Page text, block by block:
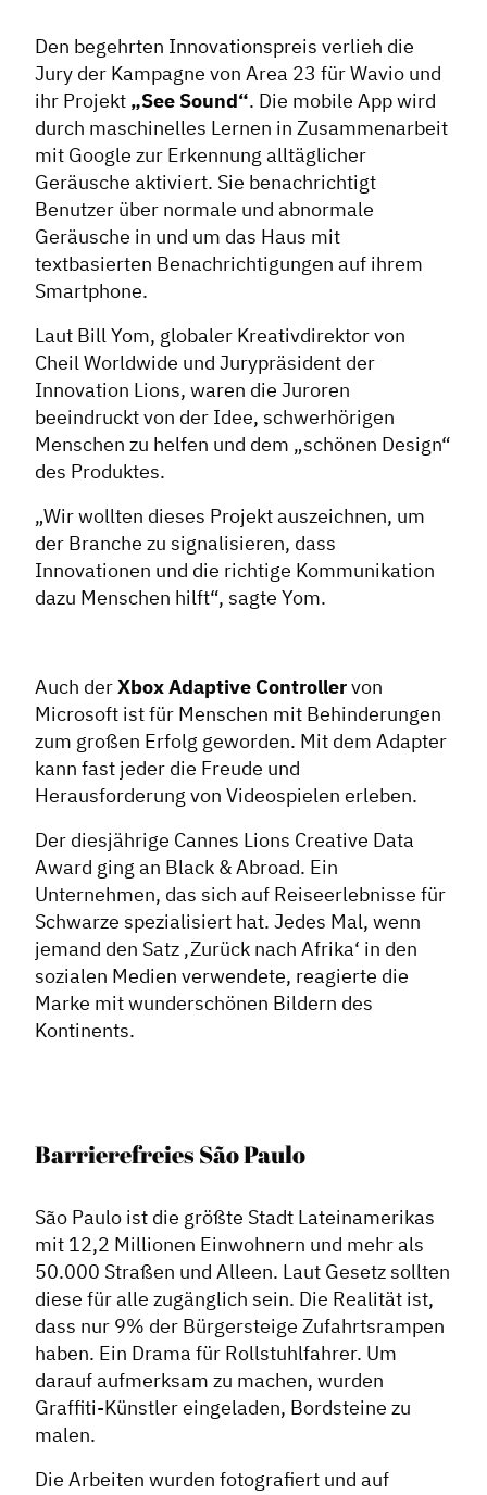
Den begehrten Innovationspreis verlieh die
Jury der Kampagne von Area 23 für Wavio und
ihr Projekt „See Sound“. Die mobile App wird
durch maschinelles Lernen in Zusammenarbeit
mit Google zur Erkennung alltäglicher
Geräusche aktiviert. Sie benachrichtigt
Benutzer über normale und abnormale
Geräusche in und um das Haus mit
textbasierten Benachrichtigungen auf ihrem
Smartphone.
Laut Bill Yom, globaler Kreativdirektor von
Cheil Worldwide und Jurypräsident der
Innovation Lions, waren die Juroren
beeindruckt von der Idee, schwerhörigen
Menschen zu helfen und dem „schönen Design“
des Produktes.
„Wir wollten dieses Projekt auszeichnen, um
der Branche zu signalisieren, dass
Innovationen und die richtige Kommunikation
dazu Menschen hilft“, sagte Yom.
Auch derXbox Adaptive Controllervon
Microsoft ist für Menschen mit Behinderungen
zum großen Erfolg geworden. Mit dem Adapter
kann fast jeder die Freude und
Herausforderung von Videospielen erleben.
Der diesjährige Cannes Lions Creative Data
Award ging an Black & Abroad. Ein
Unternehmen, das sich auf Reiseerlebnisse für
Schwarze spezialisiert hat. Jedes Mal, wenn
jemand den Satz ‚Zurück nach Afrika‘ in den
sozialen Medien verwendete, reagierte die
Marke mit wunderschönen Bildern des
Kontinents.
Barrierefreies São Paulo
São Paulo ist die größte Stadt Lateinamerikas
mit 12,2 Millionen Einwohnern und mehr als
50.000 Straßen und Alleen. Laut Gesetz sollten
diese für alle zugänglich sein. Die Realität ist,
dass nur 9% der Bürgersteige Zufahrtsrampen
haben. Ein Drama für Rollstuhlfahrer. Um
darauf aufmerksam zu machen, wurden
Graffiti-Künstler eingeladen, Bordsteine ​​zu
malen.
Die Arbeiten wurden fotografiert und auf